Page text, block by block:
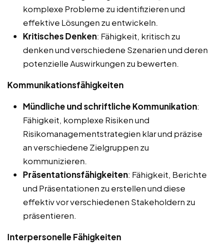
komplexe Probleme zu identifizieren und
effektive Lösungen zu entwickeln.
Kritisches Denken: Fähigkeit, kritisch zu
denken und verschiedene Szenarien und deren
potenzielle Auswirkungen zu bewerten.
Kommunikationsfähigkeiten
Mündliche und schriftliche Kommunikation:
Fähigkeit, komplexe Risiken und
Risikomanagementstrategien klar und präzise
an verschiedene Zielgruppen zu
kommunizieren.
Präsentationsfähigkeiten: Fähigkeit, Berichte
und Präsentationen zu erstellen und diese
effektiv vor verschiedenen Stakeholdern zu
präsentieren.
Interpersonelle Fähigkeiten